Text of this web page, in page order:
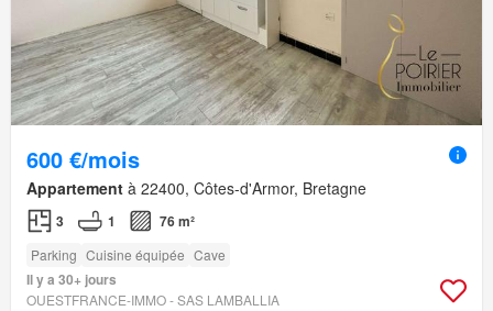
600 €/mois
Appartement à 22400, Côtes-d'Armor, Bretagne
3 1 76 m²
Parking Cuisine équipée Cave
Il y a 30+ jours
OUESTFRANCE-IMMO - SAS LAMBALLIA